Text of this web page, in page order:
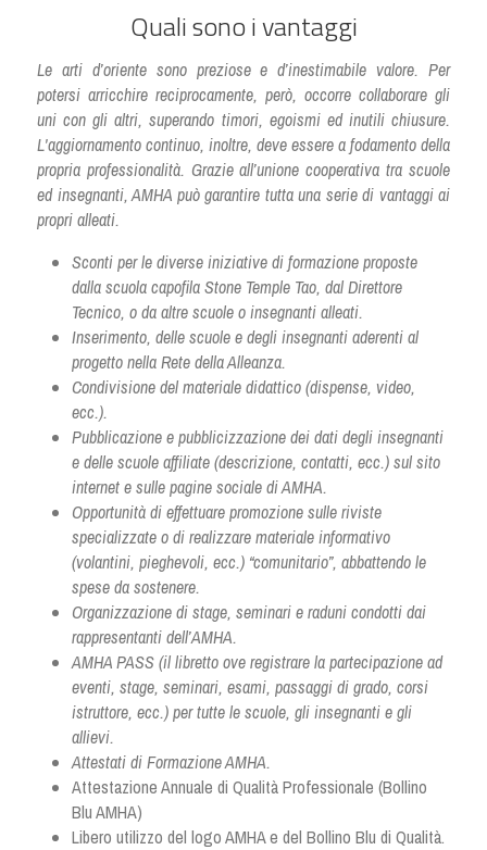
Quali sono i vantaggi
Le arti d’oriente sono preziose e d’inestimabile valore. Per
potersi arricchire reciprocamente, però, occorre collaborare gli
uni con gli altri, superando timori, egoismi ed inutili chiusure.
L'aggiornamento continuo, inoltre, deve essere a fodamento della
propria professionalità. Grazie all’unione cooperativa tra scuole
ed insegnanti, AMHA può garantire tutta una serie di vantaggi ai
propri alleati.
Sconti per le diverse iniziative di formazione proposte
dalla scuola capofila Stone Temple Tao, dal Direttore
Tecnico, o da altre scuole o insegnanti alleati.
Inserimento, delle scuole e degli insegnanti aderenti al
progetto nella Rete della Alleanza.
Condivisione del materiale didattico (dispense, video,
ecc.).
Pubblicazione e pubblicizzazione dei dati degli insegnanti
e delle scuole affiliate (descrizione, contatti, ecc.) sul sito
internet e sulle pagine sociale di AMHA.
Opportunità di effettuare promozione sulle riviste
specializzate o di realizzare materiale informativo
(volantini, pieghevoli, ecc.) “comunitario”, abbattendo le
spese da sostenere.
Organizzazione di stage, seminari e raduni condotti dai
rappresentanti dell’AMHA.
AMHA PASS (il libretto ove registrare la partecipazione ad
eventi, stage, seminari, esami, passaggi di grado, corsi
istruttore, ecc.) per tutte le scuole, gli insegnanti e gli
allievi.
Attestati di Formazione AMHA.
Attestazione Annuale di Qualità Professionale (Bollino
Blu AMHA)
Libero utilizzo del logo AMHA e del Bollino Blu di Qualità.